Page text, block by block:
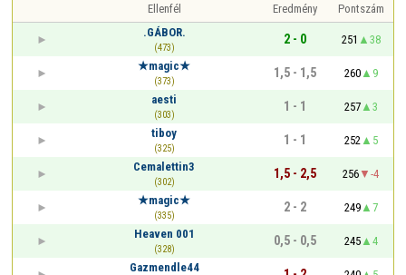
Ellenfél Eredmény
Pontszám
.GÁBOR.
(473)
2 - 0 251
38
★magic★
(373)
1,5 - 1,5 260
9
aesti
(303)
1 - 1 257
3
tiboy
(325)
1 - 1 252
5
Cemalettin3
(302)
1,5 - 2,5 256
-4
★magic★
(335)
2 - 2 249
7
Heaven 001
(328)
0,5 - 0,5 245
4
Gazmendle44